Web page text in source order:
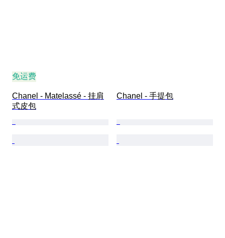
免运费
Chanel - Matelassé - 挂肩
式皮包
Chanel - 手提包